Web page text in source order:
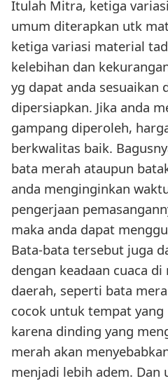
Itulah Mitra, ketiga
umum diterapkan utk
ketiga variasi material
kelebihan dan
yg dapat anda sesuaikan
dipersiapkan. Jika anda
gampang diperoleh,
berkwalitas baik.
bata merah ataupun
anda menginginkan
pengerjaan
maka anda dapat
Bata-bata tersebut juga
dengan keadaan cuaca
daerah, seperti bata
cocok untuk tempat
karena dinding yang
merah akan
menjadi lebih adem. Dan